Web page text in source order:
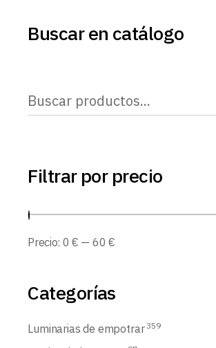
Buscar en catálogo
Buscar
Filtrar por precio
Precio: 0 € — 60 €
Categorías
Luminarias de empotrar 359